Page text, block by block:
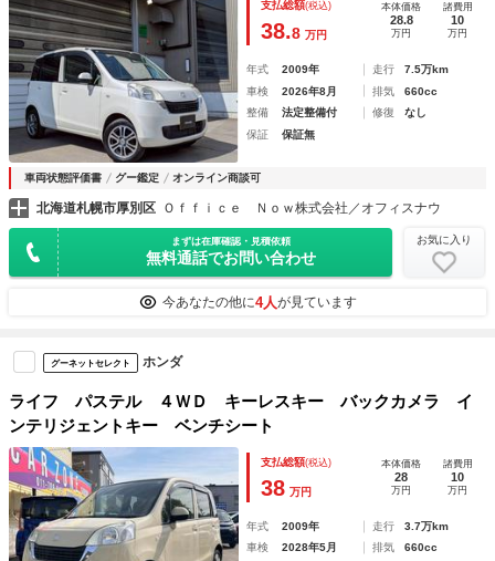
支払総額(税込)
38.8 万円
本体価格
28.8
万円
諸費用
10
万円
年式 2009年 走行
7.5万km
車検
2026年8月 排気
660cc
整備
法定整備付 修復
なし
保証
保証無
車両状態評価書 グー鑑定 オンライン商談可
北海道札幌市厚別区 Ｏｆｆｉｃｅ Ｎｏｗ株式会社／オフィスナウ
まずは在庫確認・見積依頼
無料通話でお問い合わせ
お気に入り
今あなたの他に4人が見ています
グーネットセレクト ホンダ
ライフ パステル ４ＷＤ キーレスキー バックカメラ イ
ンテリジェントキー ベンチシート
支払総額(税込)
38 万円
本体価格
28
万円
諸費用
10
万円
年式 2009年 走行
3.7万km
車検
2028年5月 排気
660cc